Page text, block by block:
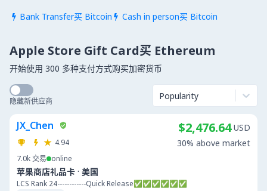
 Bank Transfer买 Bitcoin  Cash in person买 Bitcoin
Apple Store Gift Card买 Ethereum
开始使用 300 多种支付方式购买加密货币
隐藏新供应商 Popularity
JX_Chen
4.94
7.0k交易 online
苹果商店礼品卡 · 美国
LCS Rank 24------------Quick Release✅✅✅✅✅✅
$2,476.64 USD
30% above market